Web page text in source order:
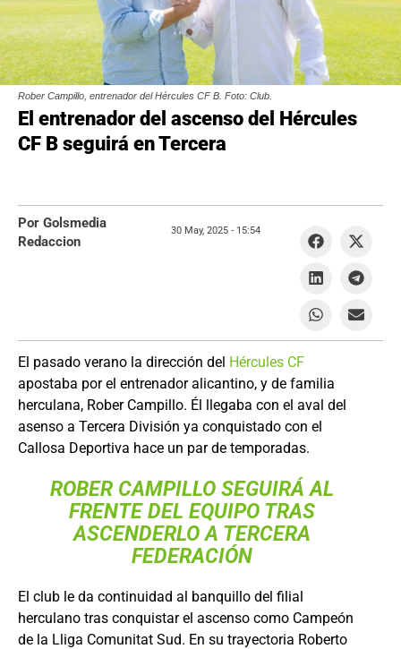
Rober Campillo, entrenador del Hércules CF B. Foto: Club.
El entrenador del ascenso del Hércules
CF B seguirá en Tercera
El pasado verano la dirección del Hércules CF
apostaba por el entrenador alicantino, y de familia
herculana, Rober Campillo. Él llegaba con el aval del
asenso a Tercera División ya conquistado con el
Callosa Deportiva hace un par de temporadas.
ROBER CAMPILLO SEGUIRÁ AL
FRENTE DEL EQUIPO TRAS
ASCENDERLO A TERCERA
FEDERACIÓN
El club le da continuidad al banquillo del filial
herculano tras conquistar el ascenso como Campeón
de la Lliga Comunitat Sud. En su trayectoria Roberto
Por Golsmedia
Redaccion
30 May, 2025 - 15:54